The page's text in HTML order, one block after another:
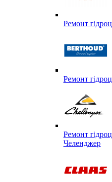
Ремонт
Ремонт
Ремонт
Челенджер